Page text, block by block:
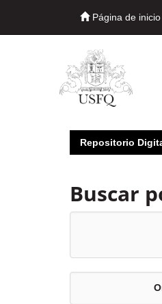
Página de inicio
Repositorio
Buscar